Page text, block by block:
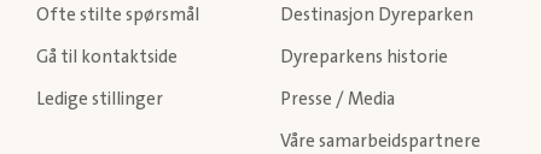
Ofte stilte spørsmål
Gå til kontaktside
Ledige stillinger
Destinasjon Dyreparken
Dyreparkens historie
Presse / Media
Våre samarbeidspartnere